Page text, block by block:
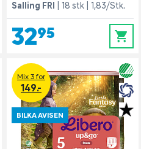
Salling FRI
18 stk 1,83/Stk.
32,95 0
Mix 3 for
149.-
BILKA AVISEN